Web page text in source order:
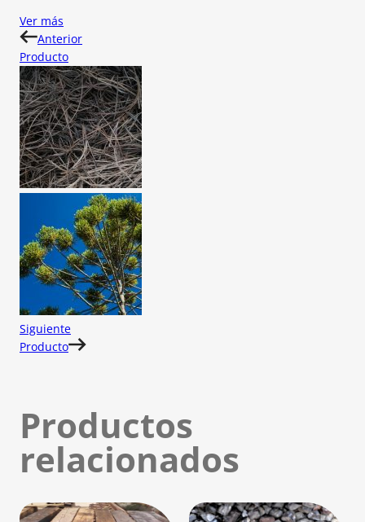
Ver más
Anterior
Producto
Siguiente
Producto
Productos
relacionados